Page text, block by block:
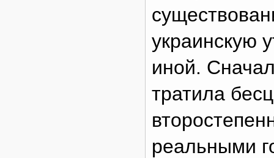
украинскую
иной.
тратила
реальными